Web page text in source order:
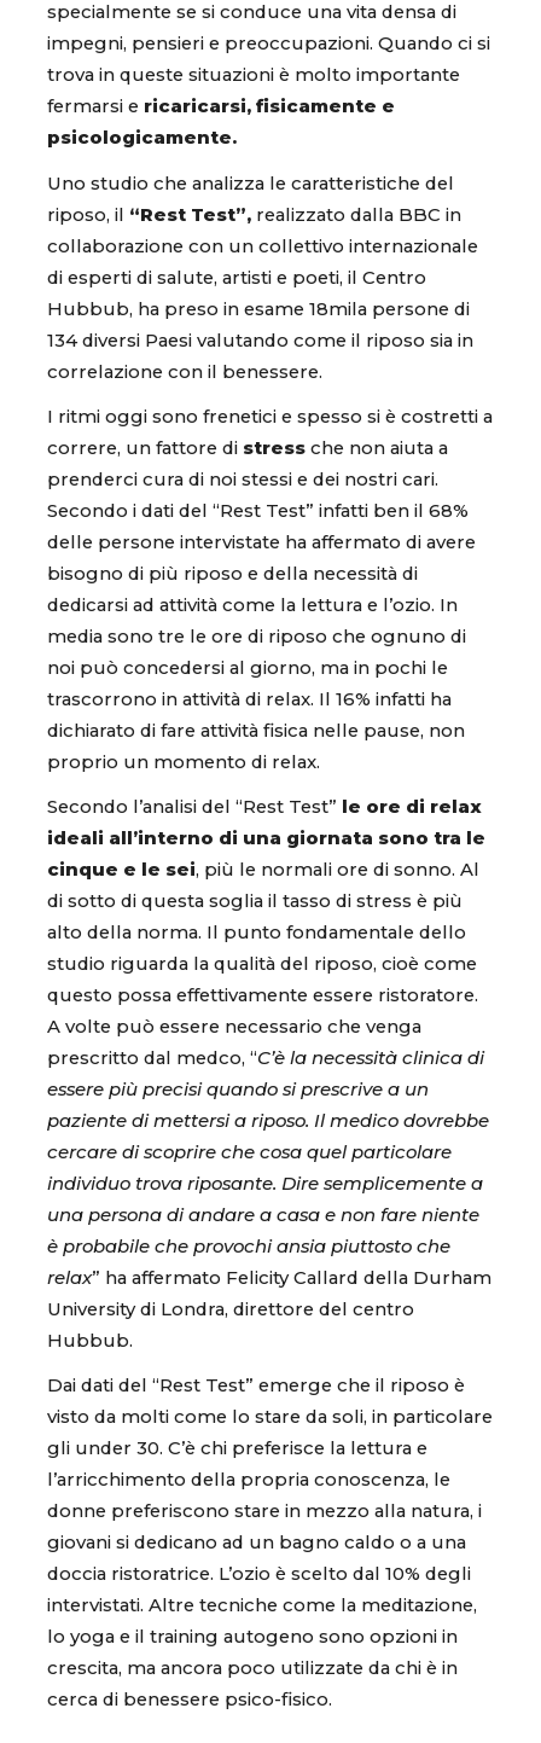
specialmente se si conduce una vita densa di
impegni, pensieri e preoccupazioni. Quando ci si
trova in queste situazioni è molto importante
fermarsi e ricaricarsi, fisicamente e
psicologicamente.
Uno studio che analizza le caratteristiche del
riposo, il “Rest Test”, realizzato dalla BBC in
collaborazione con un collettivo internazionale
di esperti di salute, artisti e poeti, il Centro
Hubbub, ha preso in esame 18mila persone di
134 diversi Paesi valutando come il riposo sia in
correlazione con il benessere.
I ritmi oggi sono frenetici e spesso si è costretti a
correre, un fattore di stress che non aiuta a
prenderci cura di noi stessi e dei nostri cari.
Secondo i dati del “Rest Test” infatti ben il 68%
delle persone intervistate ha affermato di avere
bisogno di più riposo e della necessità di
dedicarsi ad attività come la lettura e l’ozio. In
media sono tre le ore di riposo che ognuno di
noi può concedersi al giorno, ma in pochi le
trascorrono in attività di relax. Il 16% infatti ha
dichiarato di fare attività fisica nelle pause, non
proprio un momento di relax.
Secondo l’analisi del “Rest Test” le ore di relax
ideali all’interno di una giornata sono tra le
cinque e le sei, più le normali ore di sonno. Al
di sotto di questa soglia il tasso di stress è più
alto della norma. Il punto fondamentale dello
studio riguarda la qualità del riposo, cioè come
questo possa effettivamente essere ristoratore.
A volte può essere necessario che venga
prescritto dal medco, “C’è la necessità clinica di
essere più precisi quando si prescrive a un
paziente di mettersi a riposo. Il medico dovrebbe
cercare di scoprire che cosa quel particolare
individuo trova riposante. Dire semplicemente a
una persona di andare a casa e non fare niente
è probabile che provochi ansia piuttosto che
relax” ha affermato Felicity Callard della Durham
University di Londra, direttore del centro
Hubbub.
Dai dati del “Rest Test” emerge che il riposo è
visto da molti come lo stare da soli, in particolare
gli under 30. C’è chi preferisce la lettura e
l’arricchimento della propria conoscenza, le
donne preferiscono stare in mezzo alla natura, i
giovani si dedicano ad un bagno caldo o a una
doccia ristoratrice. L’ozio è scelto dal 10% degli
intervistati. Altre tecniche come la meditazione,
lo yoga e il training autogeno sono opzioni in
crescita, ma ancora poco utilizzate da chi è in
cerca di benessere psico-fisico.